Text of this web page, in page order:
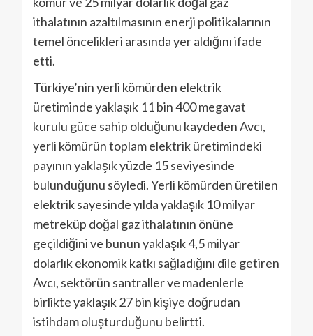
ithalatının azaltılmasının enerji politikalarının
temel öncelikleri arasında yer aldığını ifade
etti.
Türkiye’nin yerli kömürden elektrik
üretiminde yaklaşık 11 bin 400 megavat
kurulu güce sahip olduğunu kaydeden Avcı,
yerli kömürün toplam elektrik üretimindeki
payının yaklaşık yüzde 15 seviyesinde
bulunduğunu söyledi. Yerli kömürden üretilen
elektrik sayesinde yılda yaklaşık 10 milyar
metreküp doğal gaz ithalatının önüne
geçildiğini ve bunun yaklaşık 4,5 milyar
dolarlık ekonomik katkı sağladığını dile getiren
Avcı, sektörün santraller ve madenlerle
birlikte yaklaşık 27 bin kişiye doğrudan
istihdam oluşturduğunu belirtti.